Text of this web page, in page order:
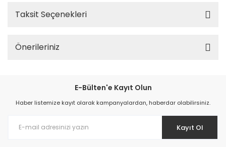
Taksit Seçenekleri
Önerileriniz
E-Bülten'e Kayıt Olun
Haber listemize kayıt olarak kampanyalardan, haberdar olabilirsiniz.
Kayıt Ol